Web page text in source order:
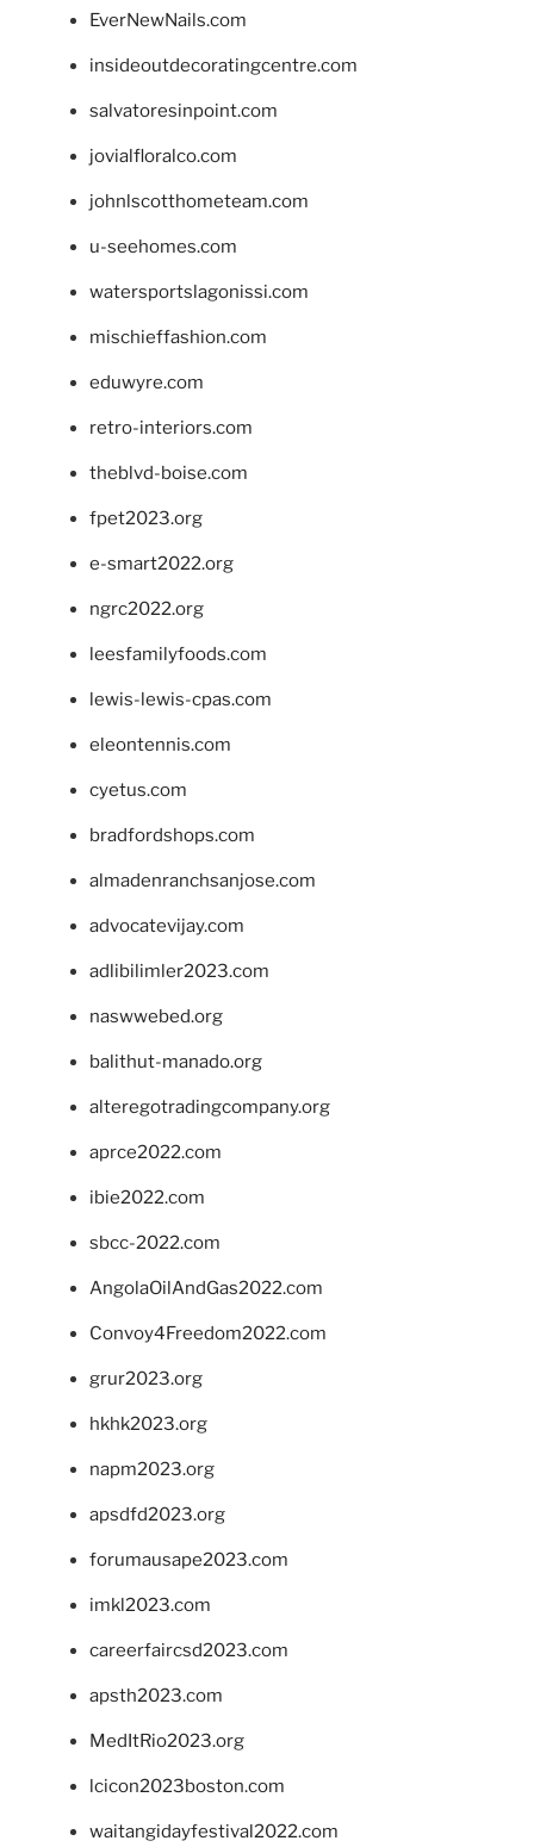
EverNewNails.com
insideoutdecoratingcentre.com
salvatoresinpoint.com
jovialfloralco.com
johnlscotthometeam.com
u-seehomes.com
watersportslagonissi.com
mischieffashion.com
eduwyre.com
retro-interiors.com
theblvd-boise.com
fpet2023.org
e-smart2022.org
ngrc2022.org
leesfamilyfoods.com
lewis-lewis-cpas.com
eleontennis.com
cyetus.com
bradfordshops.com
almadenranchsanjose.com
advocatevijay.com
adlibilimler2023.com
naswwebed.org
balithut-manado.org
alteregotradingcompany.org
aprce2022.com
ibie2022.com
sbcc-2022.com
AngolaOilAndGas2022.com
Convoy4Freedom2022.com
grur2023.org
hkhk2023.org
napm2023.org
apsdfd2023.org
forumausape2023.com
imkl2023.com
careerfaircsd2023.com
apsth2023.com
MedItRio2023.org
lcicon2023boston.com
waitangidayfestival2022.com